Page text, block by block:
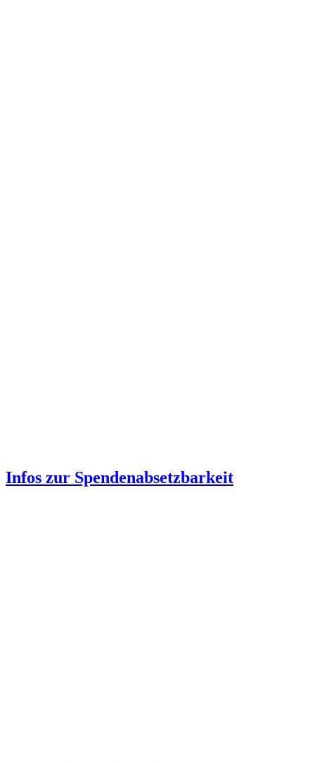
Infos zur Spenden­absetzbarkeit